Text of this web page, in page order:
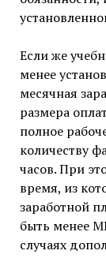
Если же
менее
месячная
размера
полное
количеству
часов. При
время, из
заработной
быть менее
случаях